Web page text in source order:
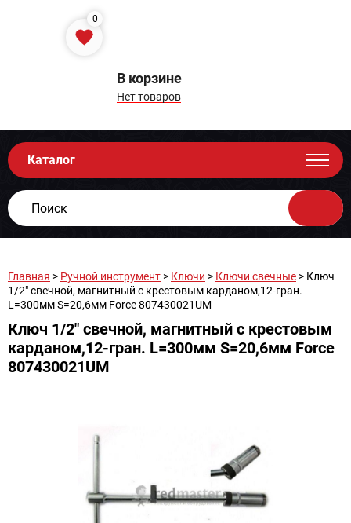
0
В корзине
Нет товаров
Каталог
Главная > Ручной инструмент > Ключи > Ключи свечные > Ключ
1/2" свечной, магнитный с крестовым карданом,12-гран.
L=300мм S=20,6мм Force 807430021UM
Ключ 1/2" свечной, магнитный с крестовым
карданом,12-гран. L=300мм S=20,6мм Force
807430021UM